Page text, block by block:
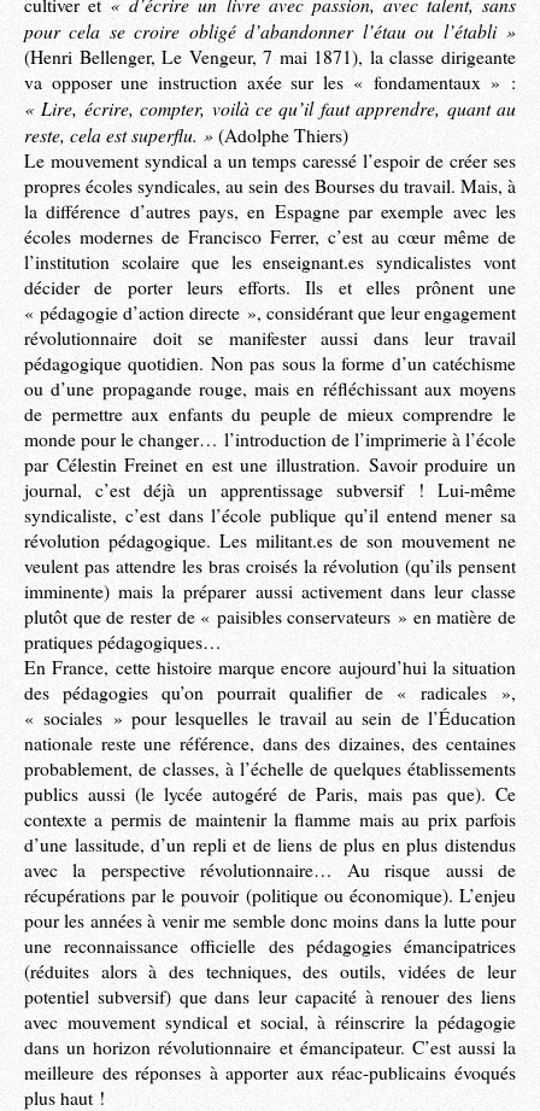
cultiver et
pour cela se croire obligé d’abandonner l’étau ou l’établi »
(Henri Bellenger, Le Vengeur, 7 mai 1871), la classe dirigeante
va opposer une instruction axée sur les « fondamentaux » :
« Lire, écrire, compter, voilà ce qu’il faut apprendre, quant au
reste, cela est superflu. »(Adolphe Thiers)
Le mouvement syndical a un temps caressé l’espoir de créer ses
propres écoles syndicales, au sein des Bourses du travail. Mais, à
la différence d’autres pays, en Espagne par exemple avec les
écoles modernes de Francisco Ferrer, c’est au cœur même de
l’institution scolaire que les enseignant.es syndicalistes vont
décider de porter leurs efforts. Ils et elles prônent une
« pédagogie d’action directe », considérant que leur engagement
révolutionnaire doit se manifester aussi dans leur travail
pédagogique quotidien. Non pas sous la forme d’un catéchisme
ou d’une propagande rouge, mais en réfléchissant aux moyens
de permettre aux enfants du peuple de mieux comprendre le
monde pour le changer… l’introduction de l’imprimerie à l’école
par Célestin Freinet en est une illustration. Savoir produire un
journal, c’est déjà un apprentissage subversif ! Lui-même
syndicaliste, c’est dans l’école publique qu’il entend mener sa
révolution pédagogique. Les militant.es de son mouvement ne
veulent pas attendre les bras croisés la révolution (qu’ils pensent
imminente) mais la préparer aussi activement dans leur classe
plutôt que de rester de « paisibles conservateurs » en matière de
pratiques pédagogiques…
En France, cette histoire marque encore aujourd’hui la situation
des pédagogies qu’on pourrait qualifier de « radicales »,
« sociales » pour lesquelles le travail au sein de l’Éducation
nationale reste une référence, dans des dizaines, des centaines
probablement, de classes, à l’échelle de quelques établissements
publics aussi (le lycée autogéré de Paris, mais pas que). Ce
contexte a permis de maintenir la flamme mais au prix parfois
d’une lassitude, d’un repli et de liens de plus en plus distendus
avec la perspective révolutionnaire… Au risque aussi de
récupérations par le pouvoir (politique ou économique). L’enjeu
pour les années à venir me semble donc moins dans la lutte pour
une reconnaissance officielle des pédagogies émancipatrices
(réduites alors à des techniques, des outils, vidées de leur
potentiel subversif) que dans leur capacité à renouer des liens
avec mouvement syndical et social, à réinscrire la pédagogie
dans un horizon révolutionnaire et émancipateur. C’est aussi la
meilleure des réponses à apporter aux réac-publicains évoqués
plus haut !